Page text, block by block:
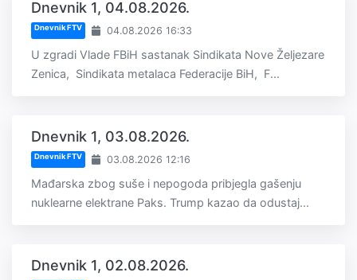
Dnevnik 1, 04.08.2026.
Dnevnik FTV 04.08.2026 16:33
U zgradi Vlade FBiH sastanak Sindikata Nove Željezare
Zenica, Sindikata metalaca Federacije BiH, F...
Dnevnik 1, 03.08.2026.
Dnevnik FTV 03.08.2026 12:16
Mađarska zbog suše i nepogoda pribjegla gašenju
nuklearne elektrane Paks. Trump kazao da odustaj...
Dnevnik 1, 02.08.2026.